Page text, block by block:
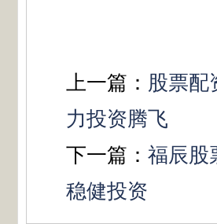
上一篇： 股票配
力投资腾飞
下一篇： 福辰股
稳健投资